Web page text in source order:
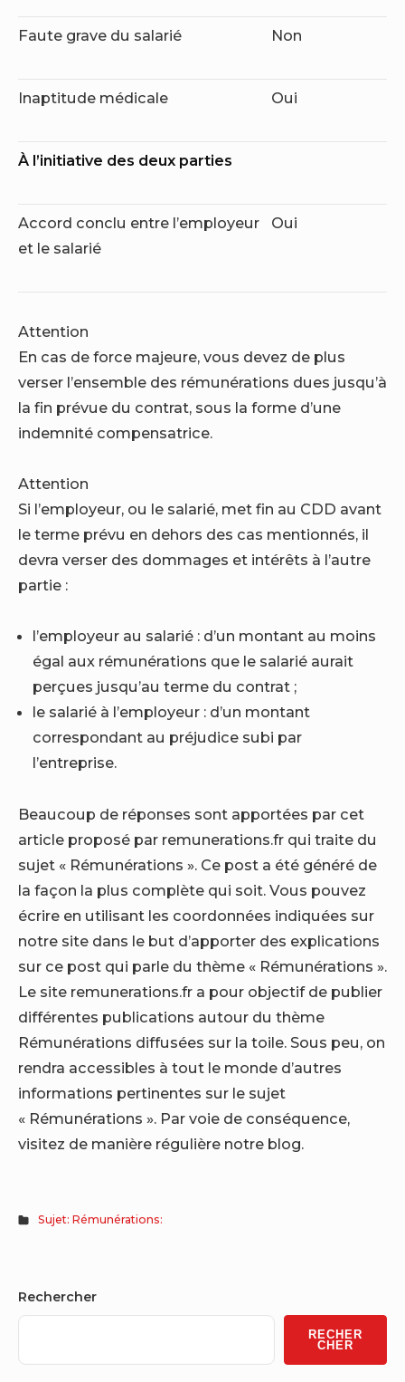
Faute grave du salarié Non
Inaptitude médicale Oui
À l’initiative des deux parties
Accord conclu entre l’employeur
et le salarié
Oui
Attention
En cas de force majeure, vous devez de plus
verser l’ensemble des rémunérations dues jusqu’à
la fin prévue du contrat, sous la forme d’une
indemnité compensatrice.
Attention
Si l’employeur, ou le salarié, met fin au CDD avant
le terme prévu en dehors des cas mentionnés, il
devra verser des dommages et intérêts à l’autre
partie :
l’employeur au salarié : d’un montant au moins
égal aux rémunérations que le salarié aurait
perçues jusqu’au terme du contrat ;
le salarié à l’employeur : d’un montant
correspondant au préjudice subi par
l’entreprise.
Beaucoup de réponses sont apportées par cet
article proposé par remunerations.fr qui traite du
sujet « Rémunérations ». Ce post a été généré de
la façon la plus complète qui soit. Vous pouvez
écrire en utilisant les coordonnées indiquées sur
notre site dans le but d’apporter des explications
sur ce post qui parle du thème « Rémunérations ».
Le site remunerations.fr a pour objectif de publier
différentes publications autour du thème
Rémunérations diffusées sur la toile. Sous peu, on
rendra accessibles à tout le monde d’autres
informations pertinentes sur le sujet
« Rémunérations ». Par voie de conséquence,
visitez de manière régulière notre blog.
Sujet: Rémunérations:
Sidebar
Widget
Area
Rechercher
RECHER
CHER